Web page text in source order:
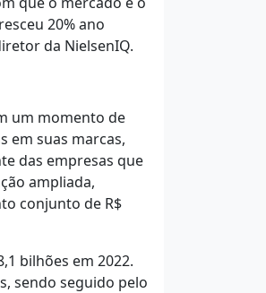
20% ano
da NielsenIQ.
um momento de
em suas marcas,
das empresas que
ampliada,
conjunto de R$
bilhões em 2022.
sendo seguido pelo